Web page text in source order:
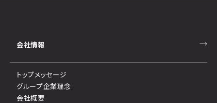
コンプライアンス
反社会勢力への対応
会社情報
トップメッセージ
グループ企業理念
会社概要